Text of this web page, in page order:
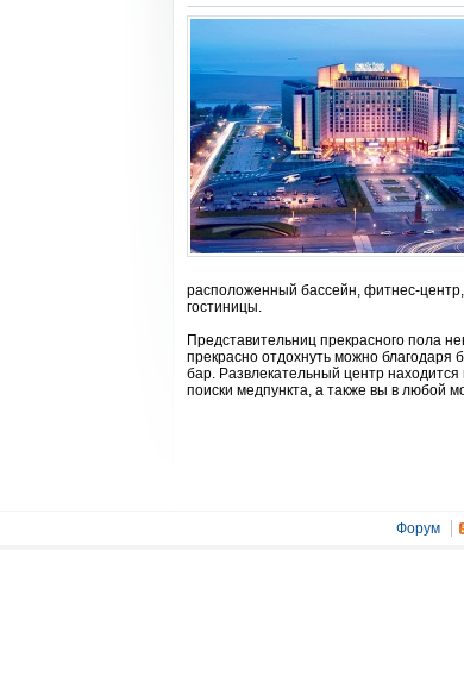
расположенный бассейн, фитнес-центр,
гостиницы.
Представительниц прекрасного пола
прекрасно отдохнуть можно благодаря
бар. Развлекательный центр
поиски медпункта, а также вы в любой
Форум